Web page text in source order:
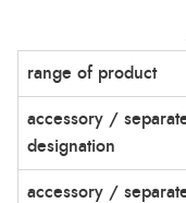
range of product
accessory /
designation
accessory /